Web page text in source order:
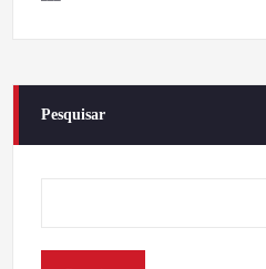
Pesquisar